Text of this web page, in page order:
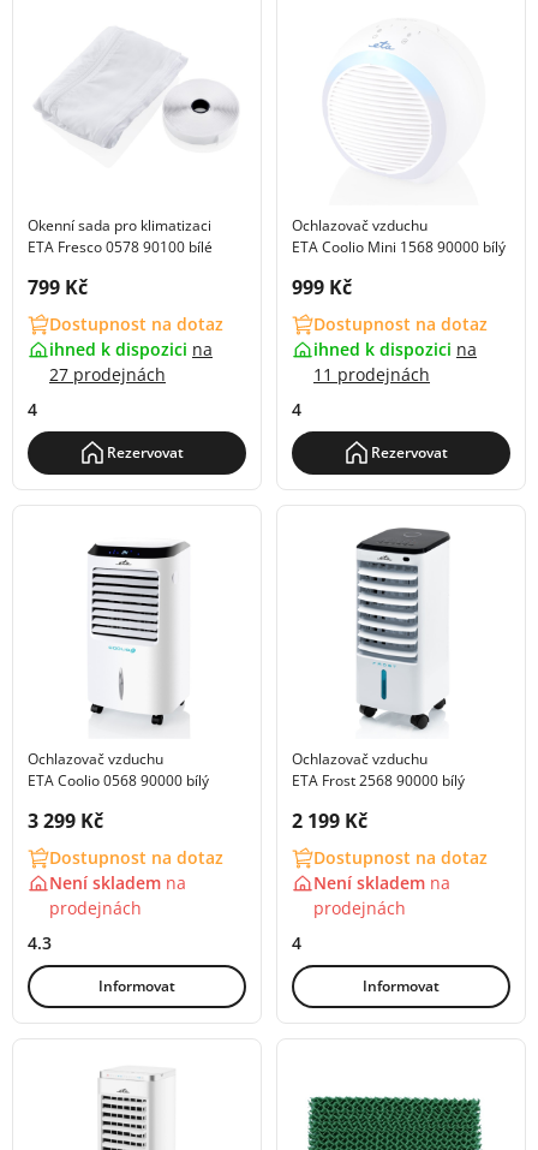
Okenní sada pro klimatizaci
ETA Fresco 0578 90100 bílé
Cena s DPH:
799 Kč
Dostupnost na dotaz
ihned k dispozici na
27 prodejnách
4
Rezervovat
Ochlazovač vzduchu
ETA Coolio Mini 1568 90000 bílý
Cena s DPH:
999 Kč
Dostupnost na dotaz
ihned k dispozici na
11 prodejnách
4
Rezervovat
Ochlazovač vzduchu
ETA Coolio 0568 90000 bílý
Cena s DPH:
3 299 Kč
Dostupnost na dotaz
Není skladem na
prodejnách
4.3
Informovat
Ochlazovač vzduchu
ETA Frost 2568 90000 bílý
Cena s DPH:
2 199 Kč
Dostupnost na dotaz
Není skladem na
prodejnách
4
Informovat